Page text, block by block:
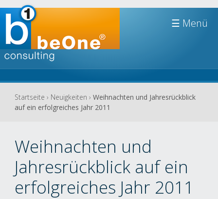
☰
Sie
sind
Startseite › Neuigkeiten › Weihnachten und Jahresrückblick
auf ein erfolgreiches Jahr 2011
Weihnachten und
Jahresrückblick auf ein
erfolgreiches Jahr 2011